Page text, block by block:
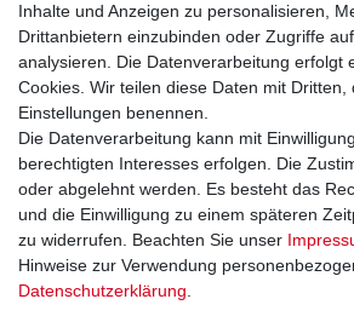
Rechtliche Informationen
Widerrufsrecht
Widerrufsformular
Datenschutzerklärung
AGB
Impressum
Vertrag widerrufen
Zahlungsarten
Inhalte und Anzeigen zu personalisieren,
Drittanbietern einzubinden oder Zugriffe
analysieren. Die Datenverarbeitung erfolgt
Cookies. Wir teilen diese Daten mit Dritten,
Einstellungen benennen.
Die Datenverarbeitung kann mit
berechtigten Interesses erfolgen. Die
oder abgelehnt werden. Es besteht das
und die Einwilligung zu einem späteren
zu widerrufen. Beachten Sie unser
Hinweise zur Verwendung
Daten­schutz­erklärung